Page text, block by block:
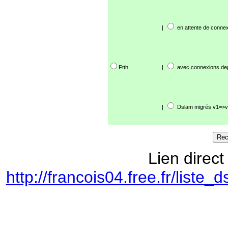
| en attente de
Ftth | avec connexions
| Dslam migrés
Lien
http://francois04.free.fr/